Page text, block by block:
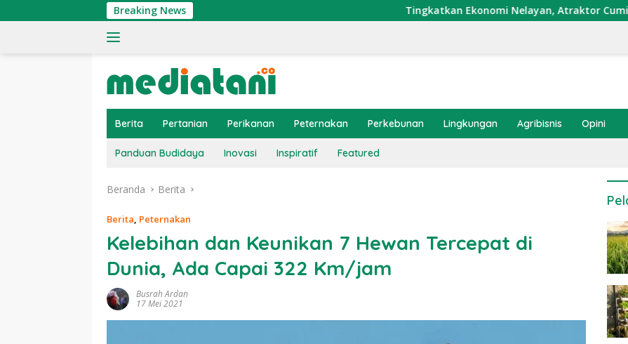
ke
Breaking News Tingkatkan Ekonomi Nelayan, Atraktor Cumi Dipasang di
Berita Pertanian Perikanan Peternakan Perkebunan Lingkungan Agribisnis Opini
Panduan Budidaya Inovasi Inspiratif Featured
Beranda Berita
Berita, Peternakan
Kelebihan dan Keunikan 7 Hewan Tercepat di
Dunia, Ada Capai 322 Km/jam
Busrah Ardan
17 Mei 2021